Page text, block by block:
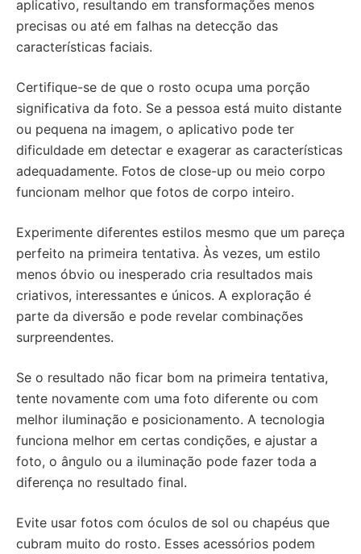
aplicativo, resultando em transformações menos
precisas ou até em falhas na detecção das
características faciais.
Certifique-se de que o rosto ocupa uma porção
significativa da foto. Se a pessoa está muito distante
ou pequena na imagem, o aplicativo pode ter
dificuldade em detectar e exagerar as características
adequadamente. Fotos de close-up ou meio corpo
funcionam melhor que fotos de corpo inteiro.
Experimente diferentes estilos mesmo que um pareça
perfeito na primeira tentativa. Às vezes, um estilo
menos óbvio ou inesperado cria resultados mais
criativos, interessantes e únicos. A exploração é
parte da diversão e pode revelar combinações
surpreendentes.
Se o resultado não ficar bom na primeira tentativa,
tente novamente com uma foto diferente ou com
melhor iluminação e posicionamento. A tecnologia
funciona melhor em certas condições, e ajustar a
foto, o ângulo ou a iluminação pode fazer toda a
diferença no resultado final.
Evite usar fotos com óculos de sol ou chapéus que
cubram muito do rosto. Esses acessórios podem